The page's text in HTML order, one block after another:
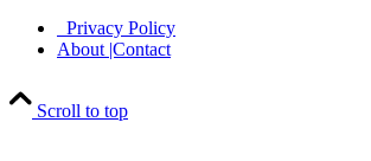
Privacy Policy
About |Contact
Scroll to top